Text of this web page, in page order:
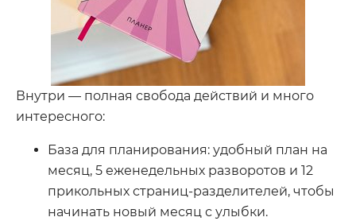
Внутри — полная свобода действий и много
интересного:
База для планирования: удобный план на
месяц, 5 еженедельных разворотов и 12
прикольных страниц-разделителей, чтобы
начинать новый месяц с улыбки.